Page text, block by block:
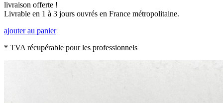
livraison offerte !
Livrable en 1 à 3 jours ouvrés en France métropolitaine.
ajouter au panier
* TVA récupérable pour les professionnels